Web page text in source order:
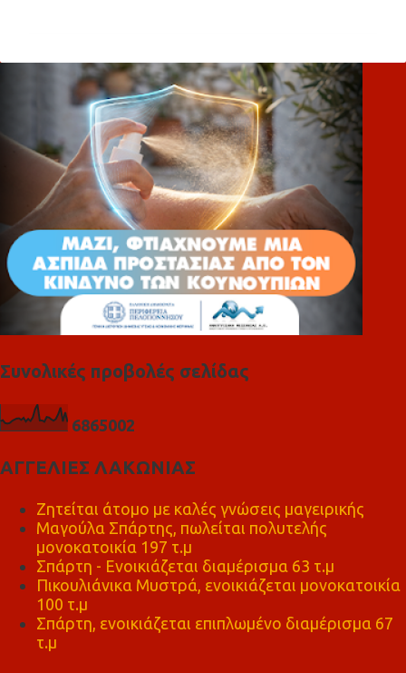
λ
Συνολικές προβολές σελίδας
6865002
ΑΓΓΕΛΙΕΣ ΛΑΚΩΝΙΑΣ
Ζητείται άτομο με καλές γνώσεις μαγειρικής
Μαγούλα Σπάρτης, πωλείται πολυτελής
μονοκατοικία 197 τ.μ
Σπάρτη - Ενοικιάζεται διαμέρισμα 63 τ.μ
Πικουλιάνικα Μυστρά, ενοικιάζεται μονοκατοικία
100 τ.μ
Σπάρτη, ενοικιάζεται επιπλωμένο διαμέρισμα 67
τ.μ